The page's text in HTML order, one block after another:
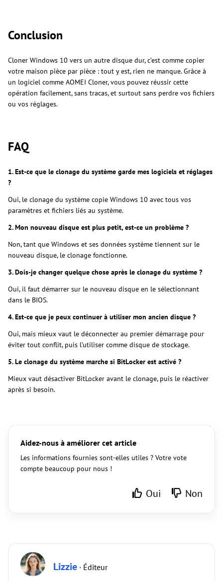
Conclusion
Cloner Windows 10 vers un autre disque dur, c’est comme copier
votre maison pièce par pièce : tout y est, rien ne manque. Grâce à
un logiciel comme AOMEI Cloner, vous pouvez réussir cette
opération facilement, sans tracas, et surtout sans perdre vos fichiers
ou vos réglages.
FAQ
1. Est-ce que le clonage du système garde mes logiciels et réglages
?
Oui, le clonage du système copie Windows 10 avec tous vos
paramètres et fichiers liés au système.
2. Mon nouveau disque est plus petit, est-ce un problème ?
Non, tant que Windows et ses données système tiennent sur le
nouveau disque, le clonage fonctionne.
3. Dois-je changer quelque chose après le clonage du système ?
Oui, il faut démarrer sur le nouveau disque en le sélectionnant
dans le BIOS.
4. Est-ce que je peux continuer à utiliser mon ancien disque ?
Oui, mais mieux vaut le déconnecter au premier démarrage pour
éviter tout conflit, puis l’utiliser comme disque de stockage.
5. Le clonage du système marche si BitLocker est activé ?
Mieux vaut désactiver BitLocker avant le clonage, puis le réactiver
après si besoin.
Aidez-nous à améliorer cet article
Les informations fournies sont-elles utiles ? Votre vote
compte beaucoup pour nous !
Oui Non
Lizzie · Éditeur